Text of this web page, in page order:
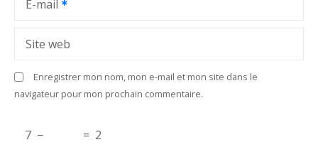
t
i
E-mail
Site web
Enregistrer mon nom, mon e-mail et mon site dans le
navigateur pour mon prochain commentaire.
7 − = 2